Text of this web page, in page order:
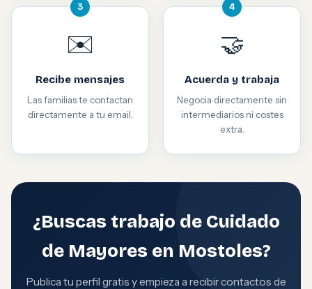
3
✉️
Recibe mensajes
Las familias te contactan
directamente a tu email.
4
🤝
Acuerda y trabaja
Negocia directamente sin
intermediarios ni costes
extra.
¿Buscas trabajo de Cuidado
de Mayores en Mostoles?
Publica tu perfil gratis y empieza a recibir contactos de